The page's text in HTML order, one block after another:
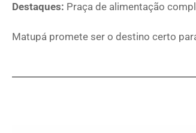
Destaques: Praça de alimentação
Matupá promete ser o destino certo